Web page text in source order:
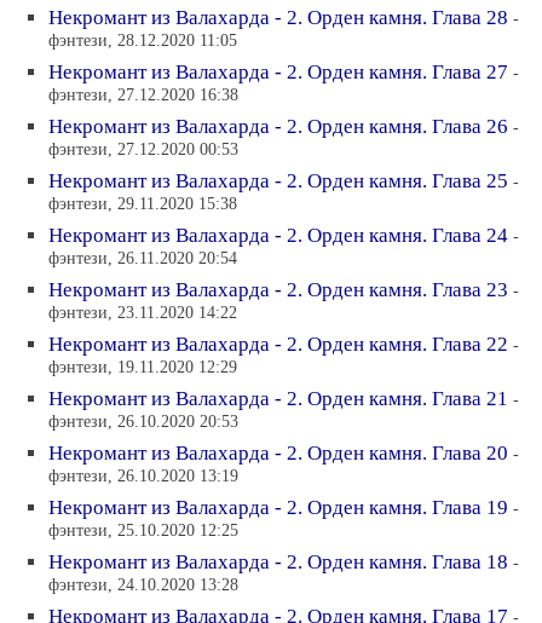
Некромант из Валахарда - 2. Орден камня. Глава 28 -
фэнтези, 28.12.2020 11:05
Некромант из Валахарда - 2. Орден камня. Глава 27 -
фэнтези, 27.12.2020 16:38
Некромант из Валахарда - 2. Орден камня. Глава 26 -
фэнтези, 27.12.2020 00:53
Некромант из Валахарда - 2. Орден камня. Глава 25 -
фэнтези, 29.11.2020 15:38
Некромант из Валахарда - 2. Орден камня. Глава 24 -
фэнтези, 26.11.2020 20:54
Некромант из Валахарда - 2. Орден камня. Глава 23 -
фэнтези, 23.11.2020 14:22
Некромант из Валахарда - 2. Орден камня. Глава 22 -
фэнтези, 19.11.2020 12:29
Некромант из Валахарда - 2. Орден камня. Глава 21 -
фэнтези, 26.10.2020 20:53
Некромант из Валахарда - 2. Орден камня. Глава 20 -
фэнтези, 26.10.2020 13:19
Некромант из Валахарда - 2. Орден камня. Глава 19 -
фэнтези, 25.10.2020 12:25
Некромант из Валахарда - 2. Орден камня. Глава 18 -
фэнтези, 24.10.2020 13:28
Некромант из Валахарда - 2. Орден камня. Глава 17 -